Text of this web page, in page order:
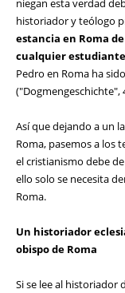
niegan esta verdad
historiador y teólogo
estancia en Roma
cualquier estudiante
Pedro en Roma ha
("Dogmengeschichte",
Así que dejando a un
Roma, pasemos a los
el cristianismo debe
ello solo se necesita
Roma.
Un historiador
obispo de Roma
Si se lee al historiador